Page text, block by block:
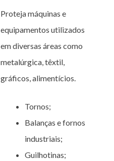
Proteja máquinas e
equipamentos utilizados
em diversas áreas como
metalúrgica, têxtil,
gráficos, alimentícios.
Tornos;
Balanças e fornos
industriais;
Guilhotinas;